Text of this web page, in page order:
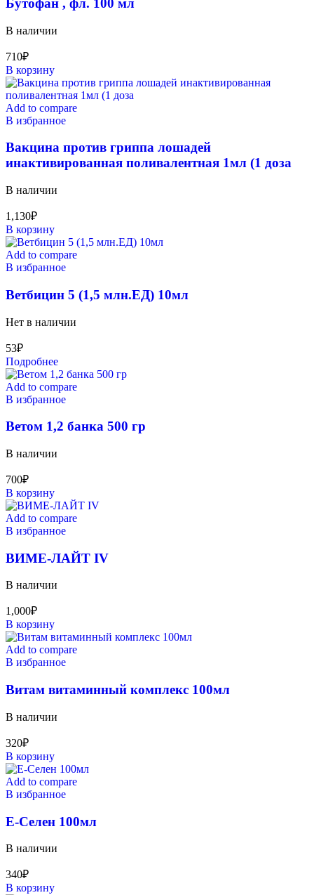
Бутофан , фл. 100 мл
В наличии
710₽
В корзину
Add to compare
В избранное
Вакцина против гриппа лошадей
инактивированная поливалентная 1мл (1 доза
В наличии
1,130₽
В корзину
Add to compare
В избранное
Ветбицин 5 (1,5 млн.ЕД) 10мл
Нет в наличии
53₽
Подробнее
Add to compare
В избранное
Ветом 1,2 банка 500 гр
В наличии
700₽
В корзину
Add to compare
В избранное
ВИМЕ-ЛАЙТ IV
В наличии
1,000₽
В корзину
Add to compare
В избранное
Витам витаминный комплекс 100мл
В наличии
320₽
В корзину
Add to compare
В избранное
Е-Селен 100мл
В наличии
340₽
В корзину